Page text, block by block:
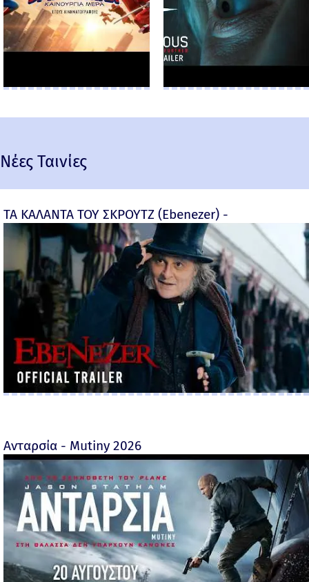
Νέες Ταινίες
ΤΑ ΚΑΛΑΝΤΑ ΤΟΥ ΣΚΡΟΥΤΖ (Ebenezer) -
Ανταρσία - Mutiny 2026